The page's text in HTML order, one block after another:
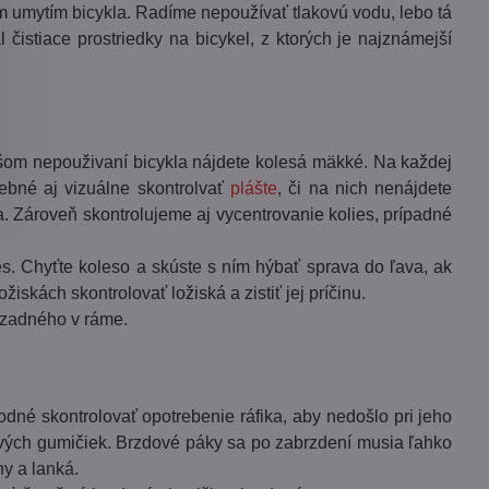
bicykla. Radíme nepoužívať tlakovú vodu, lebo tá
prostriedky na bicykel, z ktorých je najznámejší
nepouživaní bicykla nájdete kolesá mäkké. Na každej
aj vizuálne skontrolvať plášte, či na nich nenájdete
skontrolujeme aj vycentrovanie kolies, prípadné
Chyťte koleso a skúste s ním hýbať sprava do ľava, ak
skontrolovať ložiská a zistiť jej príčinu.
v ráme.
skontrolovať opotrebenie ráfika, aby nedošlo pri jeho
gumičiek. Brzdové páky sa po zabrzdení musia ľahko
a lanká.